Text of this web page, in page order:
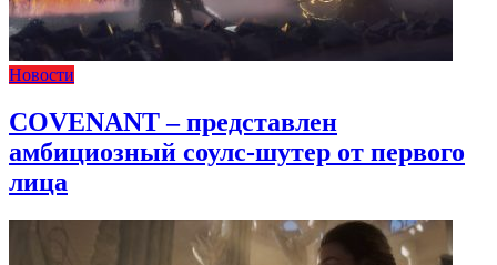
Новости
COVENANT – представлен
амбициозный соулс-шутер от первого
лица